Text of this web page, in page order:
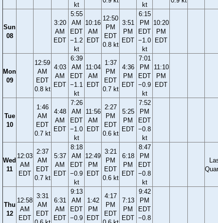
kt
kt
Sun
08
3:20
AM
EDT
5:55
AM
EDT
−1.2
kt
10:16
AM
EDT
12:50
PM
EDT
0.8 kt
3:51
PM
EDT
6:15
PM
EDT
−1.0
kt
10:20
PM
EDT
Mon
09
12:59
AM
EDT
0.8 kt
4:03
AM
EDT
6:39
AM
EDT
−1.1
kt
11:04
AM
EDT
1:37
PM
EDT
0.7 kt
4:36
PM
EDT
7:01
PM
EDT
−0.9
kt
11:10
PM
EDT
Tue
10
1:46
AM
EDT
0.7 kt
4:48
AM
EDT
7:26
AM
EDT
−1.0
kt
11:56
AM
EDT
2:27
PM
EDT
0.6 kt
5:25
PM
EDT
7:52
PM
EDT
−0.8
kt
Wed
11
12:03
AM
EDT
2:37
AM
EDT
0.7 kt
5:37
AM
EDT
8:18
AM
EDT
−0.9
kt
12:49
PM
EDT
3:21
PM
EDT
0.6 kt
6:18
PM
EDT
8:47
PM
EDT
−0.8
kt
Thu
12
12:58
AM
EDT
3:31
AM
EDT
6:31
AM
EDT
9:13
AM
EDT
−0.9
1:42
PM
EDT
4:17
PM
EDT
7:13
PM
EDT
9:42
PM
EDT
−0.8